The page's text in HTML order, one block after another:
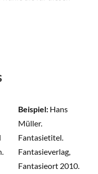
Beispiel: Hans
Müller.
Fantasietitel.
Fantasieverlag,
Fantasieort 2010.